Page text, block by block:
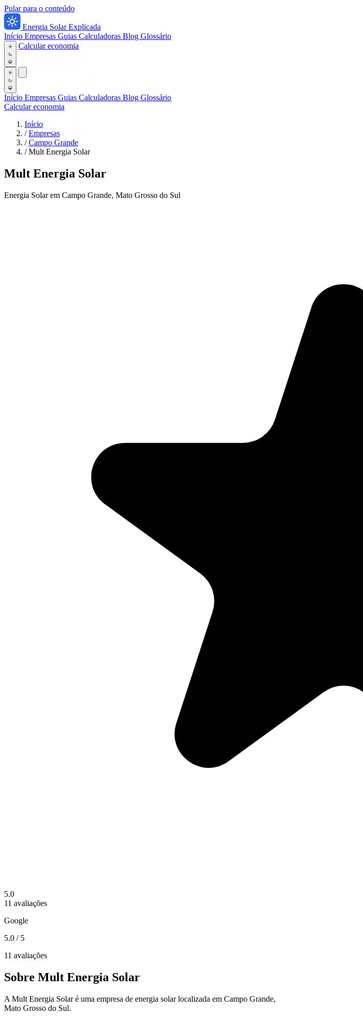
Pular para o conteúdo
Energia Solar Explicada
Início Empresas Guias Calculadoras Blog Glossário
Calcular economia
Início Empresas Guias Calculadoras Blog Glossário
Calcular economia
Início
/ Empresas
/ Campo Grande
/ Mult Energia Solar
Mult Energia Solar
Energia Solar em Campo Grande, Mato Grosso do Sul
5.0
11 avaliações
Google
5.0 / 5
11 avaliações
Sobre Mult Energia Solar
A Mult Energia Solar é uma empresa de energia solar localizada em Campo Grande,
Mato Grosso do Sul.